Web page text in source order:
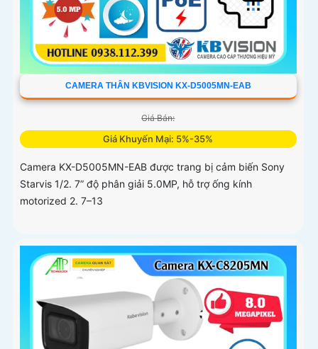
CAMERA THÂN KBVISION KX-D5005MN-EAB
Giá Bán:
Giá Khuyến Mại: 5%-35%
Camera KX-D5005MN-EAB được trang bị cảm biến Sony
Starvis 1/2. 7” độ phân giải 5.0MP, hỗ trợ ống kính
motorized 2. 7–13